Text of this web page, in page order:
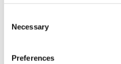
Selection
Necessary
Preferences